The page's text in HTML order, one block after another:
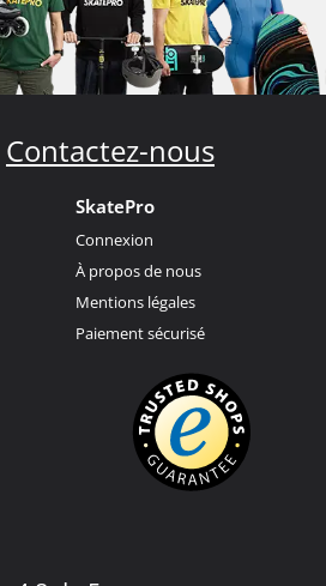
Contactez-nous
SkatePro
Connexion
À propos de nous
Mentions légales
Paiement sécurisé